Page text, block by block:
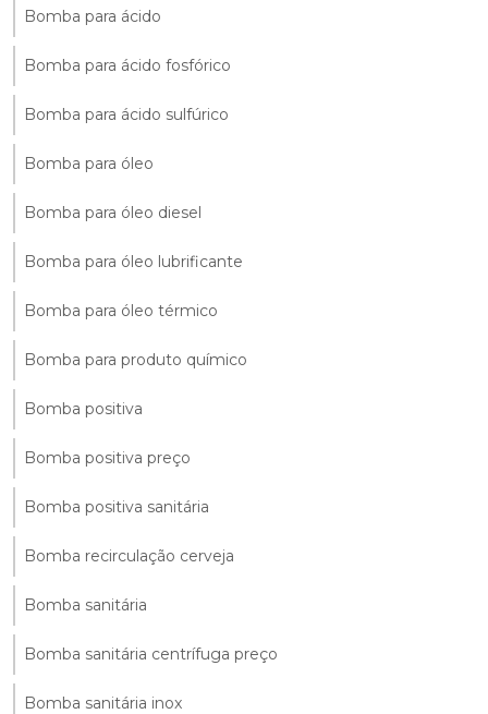
Bomba para ácido
Bomba para ácido fosfórico
Bomba para ácido sulfúrico
Bomba para óleo
Bomba para óleo diesel
Bomba para óleo lubrificante
Bomba para óleo térmico
Bomba para produto químico
Bomba positiva
Bomba positiva preço
Bomba positiva sanitária
Bomba recirculação cerveja
Bomba sanitária
Bomba sanitária centrífuga preço
Bomba sanitária inox